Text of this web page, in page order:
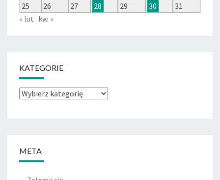
25
26 27 28 29 30
31
« lut kw. »
KATEGORIE
Kategorie
META